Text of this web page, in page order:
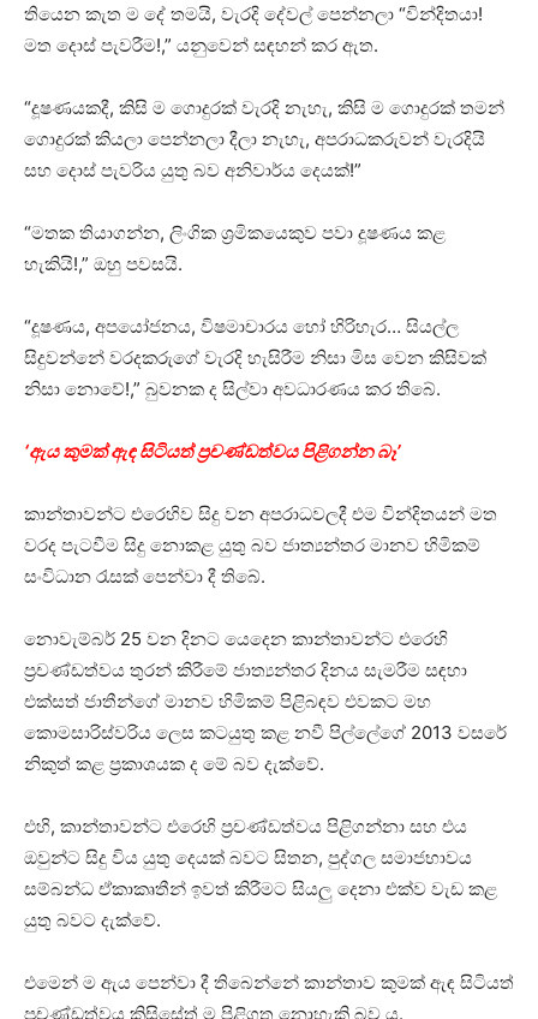
තියෙන කැත ම දේ තමයි, වැරදි දේවල් පෙන්නලා “වින්දිතයා!
මත දොස් පැවරීම!,” යනුවෙන් සඳහන් කර ඇත.
“දූෂණයකදී, කිසි ම ගොදුරක් වැරදි නැහැ, කිසි ම ගොදුරක් තමන්
ගොදුරක් කියලා පෙන්නලා දීලා නැහැ, අපරාධකරුවන් වැරදියි
සහ දොස් පැවරිය යුතු බව අනිවාර්ය දෙයක්!”
“මතක තියාගන්න, ලිංගික ශ්‍රමිකයෙකුව පවා දූෂණය කළ
හැකියි!,” ඔහු පවසයි.
“දූෂණය, අපයෝජනය, විෂමාචාරය හෝ හිරිහැර… සියල්ල
සිදුවන්නේ වරදකරුගේ වැරදි හැසිරීම නිසා මිස වෙන කිසිවක්
නිසා නොවේ!,” බුවනක ද සිල්වා අවධාරණය කර තිබේ.
‘ඇය කුමක් ඇඳ සිටියත් ප්‍රචණ්ඩත්වය පිළිගන්න බෑ’
කාන්තාවන්ට එරෙහිව සිදු වන අපරාධවලදී එම වින්දිතයන් මත
වරද පැටවීම සිදු නොකළ යුතු බව ජාත්‍යන්තර මානව හිමිකම්
සංවිධාන රැසක් පෙන්වා දී තිබේ.
නොවැම්බර් 25 වන දිනට යෙදෙන කාන්තාවන්ට එරෙහි
ප්‍රචණ්ඩත්වය තුරන් කිරීමේ ජාත්‍යන්තර දිනය සැමරීම සඳහා
එක්සත් ජාතීන්ගේ මානව හිමිකම් පිළිබඳව එවකට මහ
කොමසාරිස්වරිය ලෙස කටයුතු කළ නවී පිල්ලේගේ 2013 වසරේ
නිකුත් කළ ප්‍රකාශයක ද මේ බව දැක්වේ.
එහි, කාන්තාවන්ට එරෙහි ප්‍රචණ්ඩත්වය පිළිගන්නා සහ එය
ඔවුන්ට සිදු විය යුතු දෙයක් බවට සිතන, පුද්ගල සමාජභාවය
සම්බන්ධ ඒකාකෘතීන් ඉවත් කිරීමට සියලු දෙනා එක්ව වැඩ කළ
යුතු බවට දැක්වේ.
එමෙන් ම ඇය පෙන්වා දී තිබෙන්නේ කාන්තාව කුමක් ඇඳ සිටියත්
ප්‍රචණ්ඩත්වය කිසිසේත් ම පිළිගත නොහැකි බව ය.